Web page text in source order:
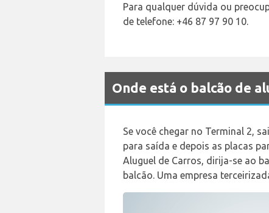
Para qualquer dúvida ou
de telefone: +46 87 97 90 10.
Onde está o balcão de
Se você chegar no Terminal 2,
para saída e depois as placas
Aluguel de Carros, dirija-se ao
balcão. Uma empresa